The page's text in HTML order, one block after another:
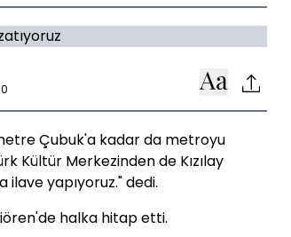
Çubuk'a kadar da metroyu
Kültür Merkezinden de Kızılay
yapıyoruz." dedi.
halka hitap etti.